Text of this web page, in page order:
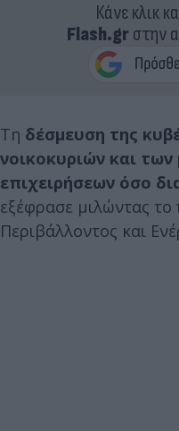
Κάνε κλικ
Flash.grστην
Τη δέσμευση της
νοικοκυριών και των
επιχειρήσεων όσο
εξέφρασε μιλώντας
Περιβάλλοντος και